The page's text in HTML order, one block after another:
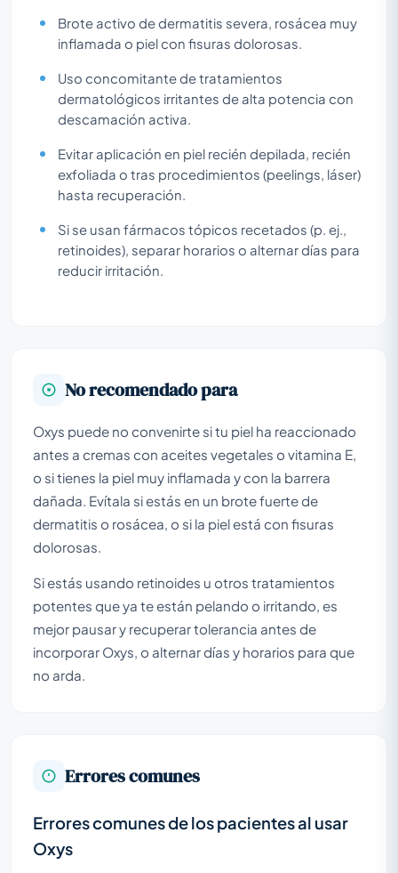
Brote activo de dermatitis severa, rosácea muy
inflamada o piel con fisuras dolorosas.
Uso concomitante de tratamientos
dermatológicos irritantes de alta potencia con
descamación activa.
Evitar aplicación en piel recién depilada, recién
exfoliada o tras procedimientos (peelings, láser)
hasta recuperación.
Si se usan fármacos tópicos recetados (p. ej.,
retinoides), separar horarios o alternar días para
reducir irritación.
No recomendado para
Oxys puede no convenirte si tu piel ha reaccionado
antes a cremas con aceites vegetales o vitamina E,
o si tienes la piel muy inflamada y con la barrera
dañada. Evítala si estás en un brote fuerte de
dermatitis o rosácea, o si la piel está con fisuras
dolorosas.
Si estás usando retinoides u otros tratamientos
potentes que ya te están pelando o irritando, es
mejor pausar y recuperar tolerancia antes de
incorporar Oxys, o alternar días y horarios para que
no arda.
Errores comunes
Errores comunes de los pacientes al usar
Oxys